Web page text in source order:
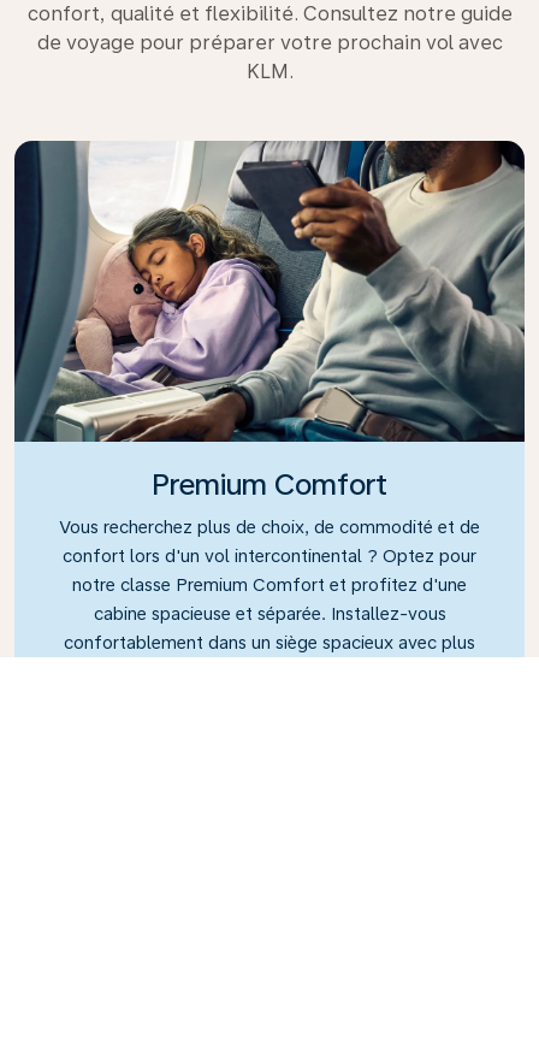
confort, qualité et flexibilité. Consultez notre guide
de voyage pour préparer votre prochain vol avec
KLM.
Premium Comfort
Vous recherchez plus de choix, de commodité et de
confort lors d'un vol intercontinental ? Optez pour
notre classe Premium Comfort et profitez d'une
cabine spacieuse et séparée. Installez-vous
confortablement dans un siège spacieux avec plus